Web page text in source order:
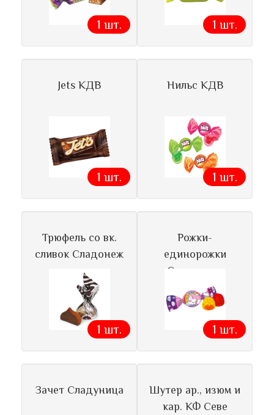
1 шт. 1 шт.
Jets КДВ
1 шт.
Нильс КДВ
1 шт.
Трюфель со вк.
сливок Сладонеж
1 шт.
Рожки-
единорожки
Сладуница
1 шт.
Зачет Сладуница
Шутер ар., изюм и
кар. КФ Севе